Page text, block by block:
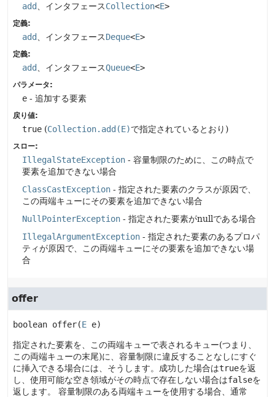
add 、インタフェースCollection<E>
定義:
add 、インタフェースDeque<E>
定義:
add 、インタフェースQueue<E>
パラメータ:
e - 追加する要素
戻り値:
true (Collection.add(E)で指定されているとおり)
スロー:
IllegalStateException - 容量制限のために、この時点で
要素を追加できない場合
ClassCastException - 指定された要素のクラスが原因で、
この両端キューにその要素を追加できない場合
NullPointerException - 指定された要素がnullである場合
IllegalArgumentException - 指定された要素のあるプロパ
ティが原因で、この両端キューにその要素を追加できない場
合
offer
boolean offer(E e)
指定された要素を、この両端キューで表されるキュー(つまり、
この両端キューの末尾)に、容量制限に違反することなしにすぐ
に挿入できる場合には、そうします。成功した場合はtrueを返
し、使用可能な空き領域がその時点で存在しない場合はfalseを
返します。
容量制限のある両端キューを使用する場合、通常